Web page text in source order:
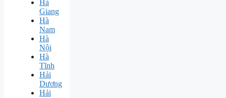
Hà
Giang
Hà
Nam
Hà
Nội
Hà
Tĩnh
Hải
Dương
Hải